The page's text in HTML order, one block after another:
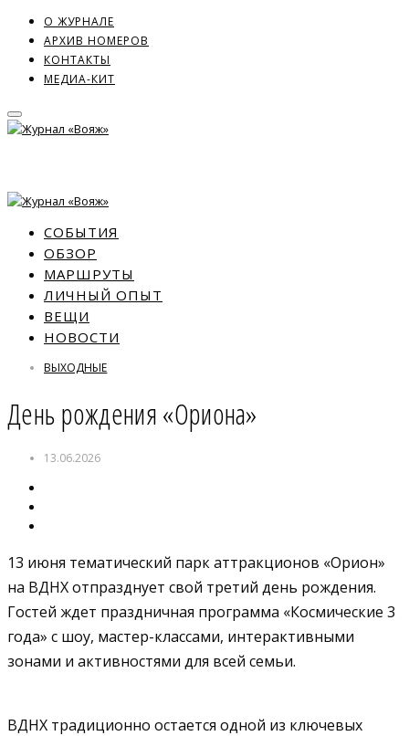
О ЖУРНАЛЕ
АРХИВ НОМЕРОВ
КОНТАКТЫ
МЕДИА-КИТ
СОБЫТИЯ
ОБЗОР
МАРШРУТЫ
ЛИЧНЫЙ ОПЫТ
ВЕЩИ
НОВОСТИ
ВЫХОДНЫЕ
День рождения «Ориона»
13.06.2026
13 июня тематический парк аттракционов «Орион»
на ВДНХ отпразднует свой третий день рождения.
Гостей ждет праздничная программа «Космические 3
года» с шоу, мастер-классами, интерактивными
зонами и активностями для всей семьи.
ВДНХ традиционно остается одной из ключевых